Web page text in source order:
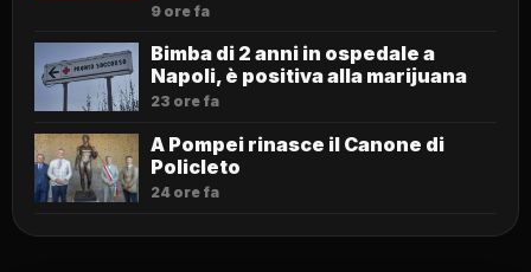
9 ore fa
Bimba di 2 anni in ospedale a
Napoli, è positiva alla marijuana
23 ore fa
A Pompei rinasce il Canone di
Policleto
24 ore fa